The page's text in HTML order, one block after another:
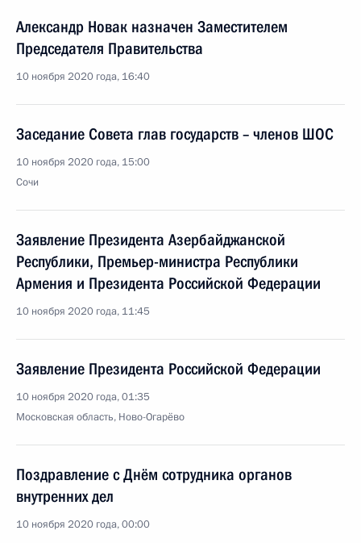
Александр Новак назначен Заместителем
Председателя Правительства
10 ноября 2020 года, 16:40
Заседание Совета глав государств – членов ШОС
10 ноября 2020 года, 15:00
Сочи
Заявление Президента Азербайджанской
Республики, Премьер-министра Республики
Армения и Президента Российской Федерации
10 ноября 2020 года, 11:45
Заявление Президента Российской Федерации
10 ноября 2020 года, 01:35
Московская область, Ново-Огарёво
Поздравление с Днём сотрудника органов
внутренних дел
10 ноября 2020 года, 00:00